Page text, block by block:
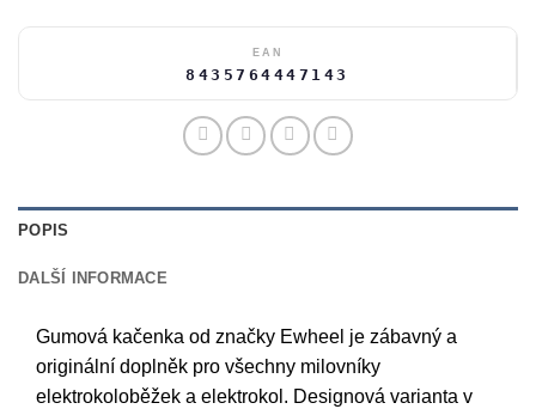
EAN
8435764447143
POPIS
DALŠÍ INFORMACE
Gumová kačenka od značky Ewheel je zábavný a
originální doplněk pro všechny milovníky
elektrokoloběžek a elektrokol. Designová varianta v